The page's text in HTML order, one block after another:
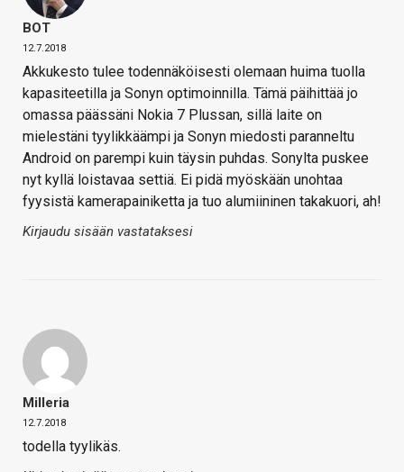
BOT
12.7.2018
Akkukesto tulee todennäköisesti olemaan huima tuolla
kapasiteetilla ja Sonyn optimoinnilla. Tämä päihittää jo
omassa päässäni Nokia 7 Plussan, sillä laite on
mielestäni tyylikkäämpi ja Sonyn miedosti paranneltu
Android on parempi kuin täysin puhdas. Sonylta puskee
nyt kyllä loistavaa settiä. Ei pidä myöskään unohtaa
fyysistä kamerapainiketta ja tuo alumiininen takakuori, ah!
Kirjaudu sisään vastataksesi
Milleria
12.7.2018
todella tyylikäs.